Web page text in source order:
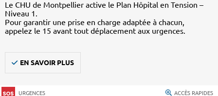
Le CHU de Montpellier active le Plan Hôpital en Tension –
Niveau 1.
Pour garantir une prise en charge adaptée à chacun,
appelez le 15 avant tout déplacement aux urgences.
EN SAVOIR PLUS
URGENCES ACCÈS RAPIDES